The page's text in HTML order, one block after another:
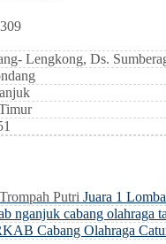
Lengkong, Ds.
Putri Juara 1